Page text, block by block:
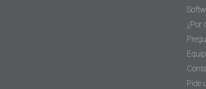
¿Por
Pide